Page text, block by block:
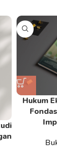
Hukum